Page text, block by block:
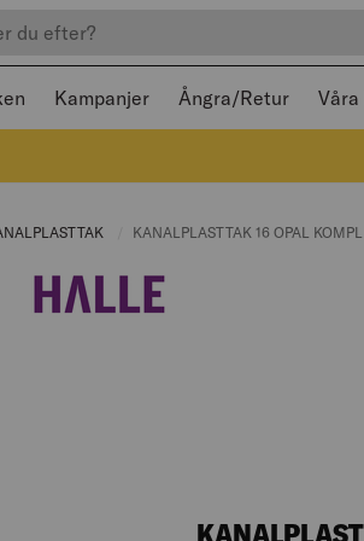
med Escape
Kampanjer Ångra/Retur Våra
PAGE: CURRENT PAGE:
CURRENT PAGE:
KANALPLASTTAK 16 OPAL KOMPL